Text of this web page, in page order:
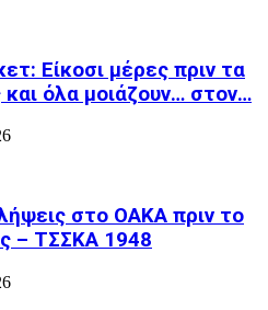
Είκοσι μέρες πριν τα
και όλα μοιάζουν… στον…
στο ΟΑΚΑ πριν το
– ΤΣΣΚΑ 1948